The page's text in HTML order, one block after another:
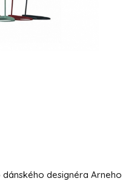
designéra Arneho